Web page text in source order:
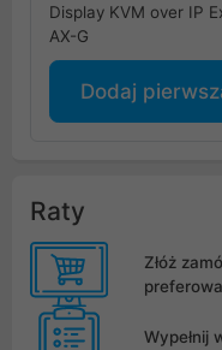
Display KVM over IP
AX-G
Dodaj
Raty
Złóż
Wypełnij